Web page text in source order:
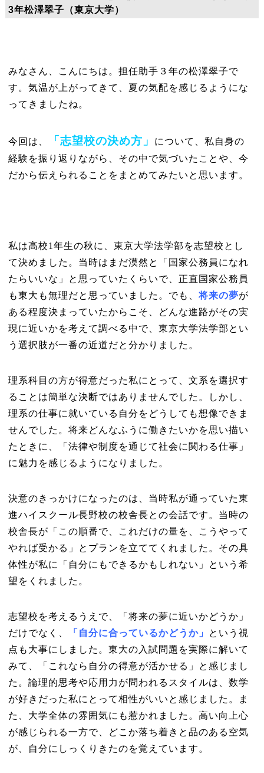
3年松澤翠子（東京大学）
みなさん、こんにちは。担任助手３年の松澤翠子で
す。気温が上がってきて、夏の気配を感じるようにな
ってきましたね。
今回は、 「志望校の決め方」
について、私自身の
経験を振り返りながら、その中で気づいたことや、今
だから伝えられることをまとめてみたいと思います。
私は高校1年生の秋に、東京大学法学部を志望校とし
て決めました。当時はまだ漠然と「国家公務員になれ
たらいいな」と思っていたくらいで、正直国家公務員
も東大も無理だと思っていました。でも、将来の夢が
ある程度決まっていたからこそ、どんな進路がその実
現に近いかを考えて調べる中で、東京大学法学部とい
う選択肢が一番の近道だと分かりました。
理系科目の方が得意だった私にとって、文系を選択す
ることは簡単な決断ではありませんでした。しかし、
理系の仕事に就いている自分をどうしても想像できま
せんでした。将来どんなふうに働きたいかを思い描い
たときに、「法律や制度を通じて社会に関わる仕事」
に魅力を感じるようになりました。
決意のきっかけになったのは、当時私が通っていた東
進ハイスクール長野校の校舎長との会話です。当時の
校舎長が「この順番で、これだけの量を、こうやって
やれば受かる」とプランを立ててくれました。その具
体性が私に「自分にもできるかもしれない」という希
望をくれました。
志望校を考えるうえで、「将来の夢に近いかどうか」
だけでなく
「自分に合っているかどうか」
という視
点も大事にしました。東大の入試問題を実際に解いて
みて、「これなら自分の得意が活かせる」と感じまし
た。論理的思考や応用力が問われるスタイルは、数学
が好きだった私にとって相性がいいと感じました。ま
た、大学全体の雰囲気にも惹かれました。高い向上心
が感じられる一方で、どこか落ち着きと品のある空気
が、自分にしっくりきたのを覚えています。